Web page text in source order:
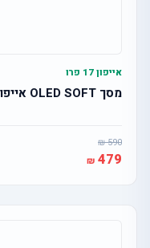
אייפון 17 פרו
מסך OLED SOFT אייפון 17 פרו
590
479